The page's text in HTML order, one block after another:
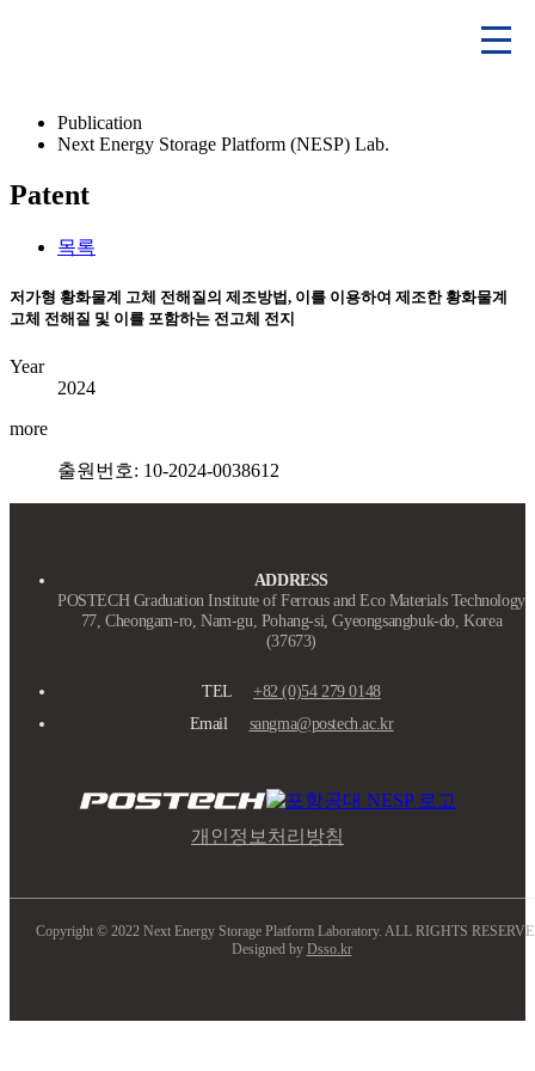
Publication
Next Energy Storage Platform (NESP) Lab.
Patent
목록
저가형 황화물계 고체 전해질의 제조방법, 이를 이용하여 제조한 황화물계
고체 전해질 및 이를 포함하는 전고체 전지
Year
2024
more
출원번호: 10-2024-0038612
ADDRESS
POSTECH Graduation Institute of Ferrous and Eco Materials Technology
77, Cheongam-ro, Nam-gu, Pohang-si, Gyeongsangbuk-do, Korea
(37673)
TEL +82 (0)54 279 0148
Email sangma@postech.ac.kr
개인정보처리방침
Copyright © 2022 Next Energy Storage Platform Laboratory. ALL RIGHTS
Designed by Dsso.kr